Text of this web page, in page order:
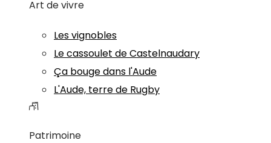
Art de vivre
Les vignobles
Le cassoulet de Castelnaudary
Ça bouge dans l'Aude
L'Aude, terre de Rugby
Patrimoine